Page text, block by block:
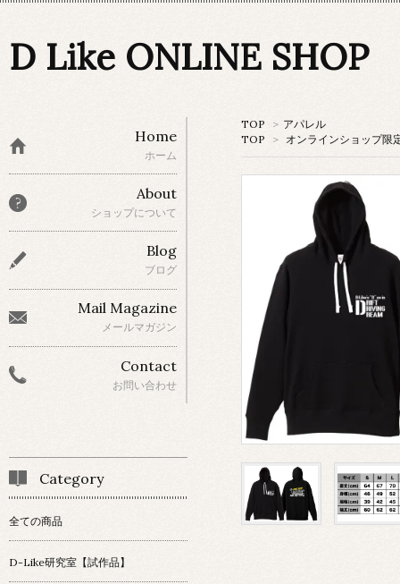
D Like ONLINE SHOP
TOP > アパレル
TOP
> オンラインショップ限
Home
ホーム
About
ショップについて
Blog
ブログ
Mail Magazine
メールマガジン
Contact
お問い合わせ
Category
全ての商品
D-Like研究室【試作品】